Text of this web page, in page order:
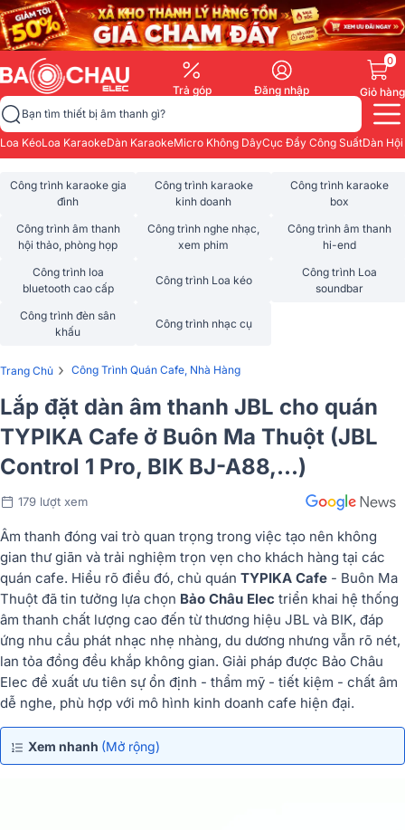
Trả góp Đăng nhập
0
Giỏ hàng
Bạn tìm thiết bị âm thanh gì?
Loa KéoLoa KaraokeDàn KaraokeMicro Không DâyCục Đẩy Công SuấtDàn
Công trình karaoke gia
đình
Công trình karaoke
kinh doanh
Công trình karaoke
box
Công trình âm thanh
hội thảo, phòng họp
Công trình nghe nhạc,
xem phim
Công trình âm thanh
hi-end
Công trình loa
bluetooth cao cấp
Công trình Loa kéo
Công trình Loa
soundbar
Công trình đèn sân
khấu
Công trình nhạc cụ
Trang Chủ › Công Trình Quán Cafe, Nhà Hàng
Lắp đặt dàn âm thanh JBL cho quán
TYPIKA Cafe ở Buôn Ma Thuột (JBL
Control 1 Pro, BIK BJ-A88,...)
179 lượt xem
Âm thanh đóng vai trò quan trọng trong việc tạo nên không
gian thư giãn và trải nghiệm trọn vẹn cho khách hàng tại các
quán cafe. Hiểu rõ điều đó, chủ quán TYPIKA Cafe - Buôn Ma
Thuột đã tin tưởng lựa chọn Bảo Châu Elec triển khai hệ thống
âm thanh chất lượng cao đến từ thương hiệu JBL và BIK, đáp
ứng nhu cầu phát nhạc nhẹ nhàng, du dương nhưng vẫn rõ nét,
lan tỏa đồng đều khắp không gian. Giải pháp được Bảo Châu
Elec đề xuất ưu tiên sự ổn định - thẩm mỹ - tiết kiệm - chất âm
dễ nghe, phù hợp với mô hình kinh doanh cafe hiện đại.
Xem nhanh (Mở rộng)